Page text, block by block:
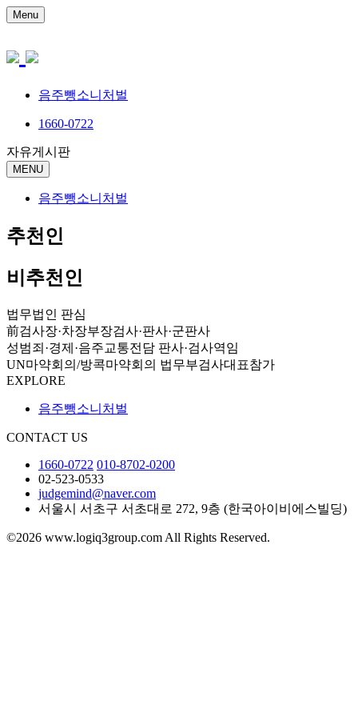
Menu
음주뺑소니처벌
1660-0722
자유게시판
MENU
음주뺑소니처벌
추천인
비추천인
법무법인 판심
前검사장·차장부장검사·판사·군판사
성범죄·경제·음주교통전담 판사·검사역임
UN마약회의/방콕마약회의 법무부검사대표참가
EXPLORE
음주뺑소니처벌
CONTACT US
1660-0722 010-8702-0200
02-523-0533
judgemind@naver.com
서울시 서초구 서초대로 272, 9층 (한국아이비에스빌딩)
©2026 www.logiq3group.com All Rights Reserved.